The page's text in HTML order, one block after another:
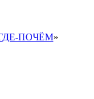
ПОЧЁМ»